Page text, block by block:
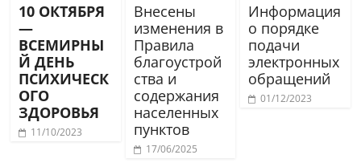
10 ОКТЯБРЯ
—
ВСЕМИРНЫ
Й ДЕНЬ
ПСИХИЧЕСК
ОГО
ЗДОРОВЬЯ
11/10/2023
Внесены
изменения в
Правила
благоустрой
ства и
содержания
населенных
пунктов
17/06/2025
Информация
о порядке
подачи
электронных
обращений
01/12/2023